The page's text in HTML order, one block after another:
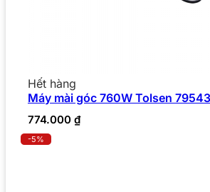
Hết hàng
Máy mài góc 760W Tolsen
774.000 ₫
-5%